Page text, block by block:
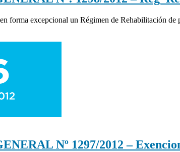
forma excepcional un Régimen de Rehabilitación
Nº 1297/2012 –